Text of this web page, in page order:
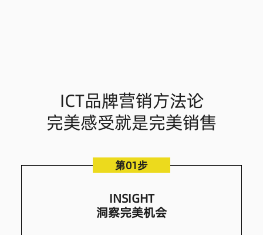
ICT品牌营销方法论
完美感受就是完美销售
第01步
INSIGHT
洞察完美机会